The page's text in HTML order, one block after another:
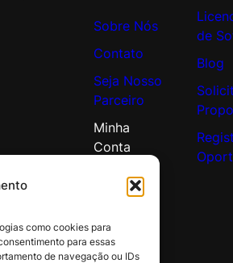
como cookies para
para essas
de navegação ou IDs
Sobre Nós
Contato
Seja Nosso
Parceiro
Minha
Conta
de
Blog